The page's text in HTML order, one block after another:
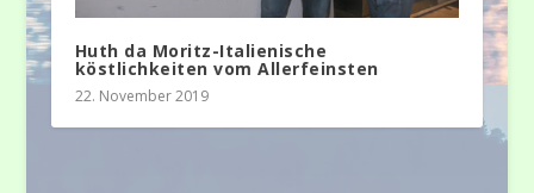
Huth da Moritz-Italienische
köstlichkeiten vom Allerfeinsten
22. November 2019